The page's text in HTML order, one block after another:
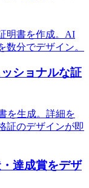
明書を作成。AI
分でデザイン。
ショナルな証
を生成。詳細を
証のデザインが即
達成賞をデザ